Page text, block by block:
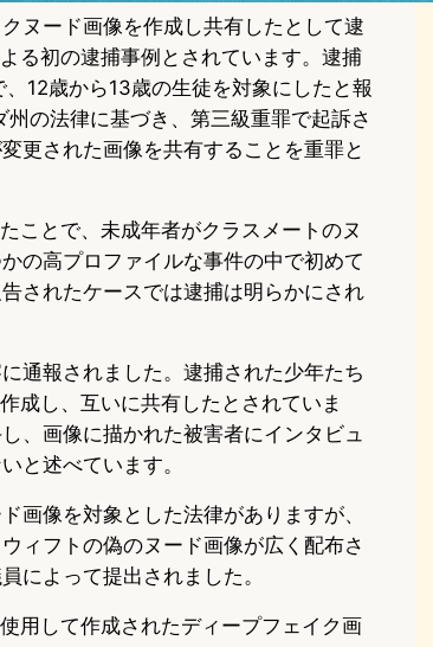
ヌード画像を作成し共有したとして逮
る初の逮捕事例とされています。逮捕
12歳から13歳の生徒を対象にしたと報
の法律に基づき、第三級重罪で起訴さ
更された画像を共有することを重罪と
ことで、未成年者がクラスメートのヌ
の高プロファイルな事件の中で初めて
されたケースでは逮捕は明らかにされ
通報されました。逮捕された少年たち
成し、互いに共有したとされていま
、画像に描かれた被害者にインタビュ
と述べています。
画像を対象とした法律がありますが、
ィフトの偽のヌード画像が広く配布さ
によって提出されました。
用して作成されたディープフェイク画